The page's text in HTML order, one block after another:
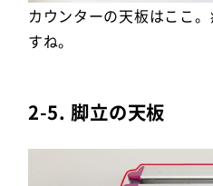
カウンターの天板はここ
すね。
2-5. 脚立の天板